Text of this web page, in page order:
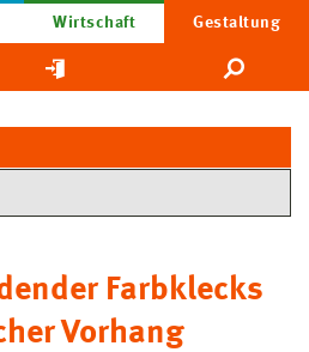
Wirtschaft Gestaltung
Farbklecks
Vorhang